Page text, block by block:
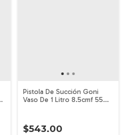
Pistola De Succión Goni
Vaso De 1 Litro 8.5cmf 55
$543.00